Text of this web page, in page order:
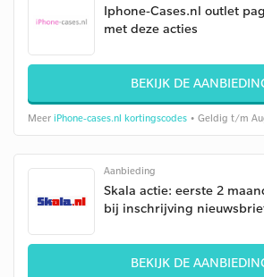
Iphone-Cases.nl outlet
met deze acties
BEKIJK DE
Meer iPhone-cases.nl kortingscodes • Geldig t/m
Aanbieding
Skala actie: eerste 2
bij inschrijving
BEKIJK DE